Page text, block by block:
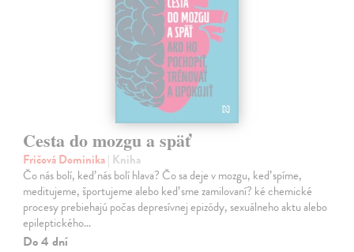
Cesta do mozgu a späť
Fričová Dominika| Kniha
Čo nás bolí, keď nás bolí hlava? Čo sa deje v mozgu, keď spíme,
meditujeme, športujeme alebo keď sme zamilovaní? ké chemické
procesy prebiehajú počas depresívnej epizódy, sexuálneho aktu alebo
epileptického…
Do 4 dní